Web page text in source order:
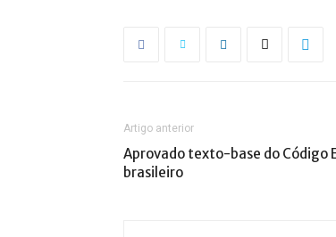
Artigo anterior
Aprovado texto-base do Código
brasileiro